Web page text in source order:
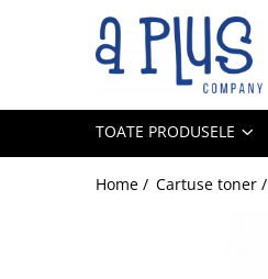
Toate Produsele
Cartuse toner
TOATE PRODUSELE
Home / Cartuse toner /